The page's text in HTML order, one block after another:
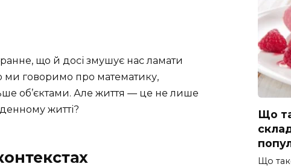
що й досі змушує нас ламати
ми говоримо про математику,
об’єктами. Але життя — це не лише
житті?
Що
Що